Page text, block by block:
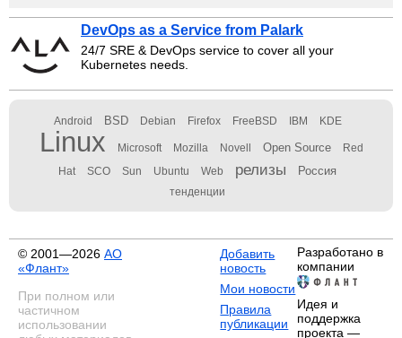
DevOps as a Service from Palark
24/7 SRE & DevOps service to cover all your
Kubernetes needs.
Android BSD Debian Firefox FreeBSD IBM KDE
Linux Microsoft Mozilla Novell Open Source Red
Hat SCO Sun Ubuntu Web релизы Россия
тенденции
© 2001—2026 АО
«Флант»
При полном или
частичном
использовании
Добавить
новость
Мои новости
Правила
публикации
Разработано в
компании
Идея и
поддержка
проекта —